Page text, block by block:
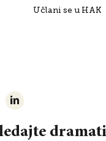
Učlani se u HAK